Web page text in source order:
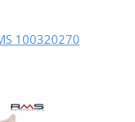
100320270